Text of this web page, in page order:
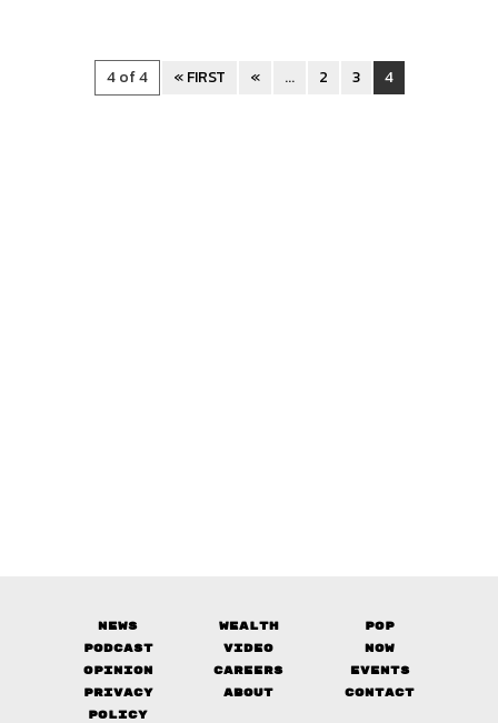
4 of 4 « FIRST « ... 2 3 4
News Wealth
Pop
Podcast
Video
Now
Opinion
Careers
Events
Privacy
Policy
About Contact